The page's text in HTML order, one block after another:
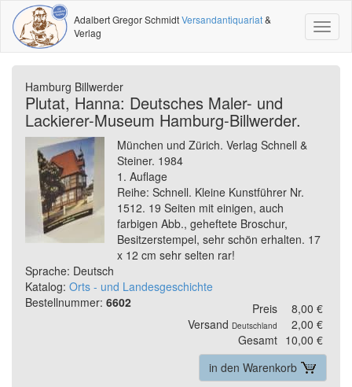
Adalbert Gregor SchmidtVersandantiquariat&
Verlag
Hamburg Billwerder
Plutat, Hanna: Deutsches Maler- und
Lackierer-Museum Hamburg-Billwerder.
München und Zürich. Verlag Schnell &
Steiner. 1984
1. Auflage
Reihe: Schnell. Kleine Kunstführer Nr.
1512. 19 Seiten mit einigen, auch
farbigen Abb., geheftete Broschur,
Besitzerstempel, sehr schön erhalten. 17
x 12 cm sehr selten rar!
Sprache: Deutsch
Katalog: Orts - und Landesgeschichte
Bestellnummer: 6602 Preis
8,00 €
Versand Deutschland
2,00 €
Gesamt 10,00 €
in den Warenkorb